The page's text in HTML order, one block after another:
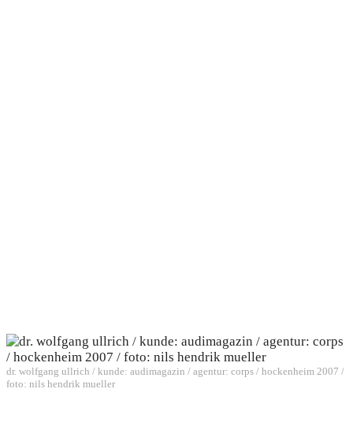
dr. wolfgang ullrich / kunde: audimagazin / agentur: corps / hockenheim 2007 /
foto: nils hendrik mueller